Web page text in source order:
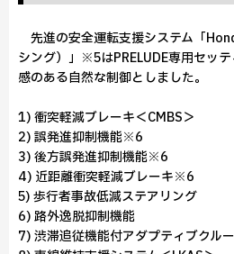
先進の安全運転支援システム「
シング）」※5はPRELUDE専用セッ
感のある自然な制御としました。
1) 衝突軽減ブレーキ＜CMBS＞
2) 誤発進抑制機能※6
3) 後方誤発進抑制機能※6
4) 近距離衝突軽減ブレーキ※6
5) 歩行者事故低減ステアリング
6) 路外逸脱抑制機能
7) 渋滞追従機能付アダプティブクル